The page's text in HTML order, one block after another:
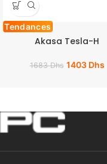
Tendances
Akasa Tesla-H
1683Dhs 1403 Dhs